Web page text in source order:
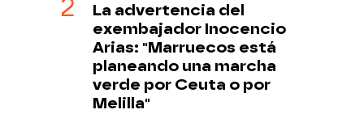
La advertencia del
exembajador Inocencio
Arias: "Marruecos está
planeando una marcha
verde por Ceuta o por
Melilla"